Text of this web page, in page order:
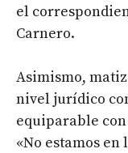
el
Carnero.
Asimismo,
nivel jurídico
equiparable
«No estamos en